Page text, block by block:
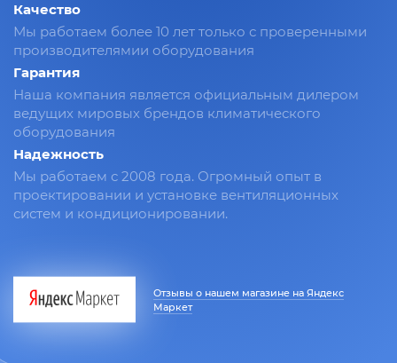
Качество
Мы работаем более 10 лет только с проверенными
производителямии оборудования
Гарантия
Наша компания является официальным дилером
ведущих мировых брендов климатического
оборудования
Надежность
Мы работаем с 2008 года. Огромный опыт в
проектировании и установке вентиляционных
систем и кондиционировании.
Отзывы о нашем магазине на Яндекс
Маркет